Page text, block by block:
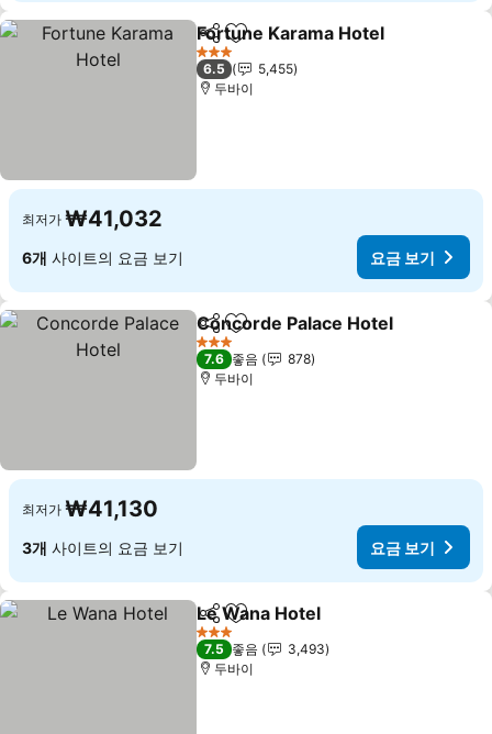
공유 즐겨찾기에 추가
Fortune Karama Hotel
3 성급
6.5
5,455
두바이
최저가 ₩41,032
6개 사이트의 요금 보기 요금 보기
공유 즐겨찾기에 추가
Concorde Palace Hotel
3 성급
7.6 좋음
878
두바이
최저가 ₩41,130
3개 사이트의 요금 보기 요금 보기
공유 즐겨찾기에 추가
Le Wana Hotel
3 성급
7.5 좋음
3,493
두바이